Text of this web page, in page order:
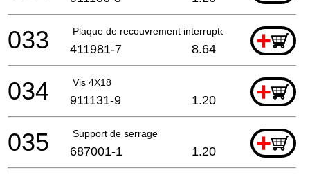
Plaque de recouvrement interrupteur Da3000 *
+
033 411981-7 8.64
Vis 4X18 +
034 911131-9 1.20
Support de serrage +
035 687001-1 1.20